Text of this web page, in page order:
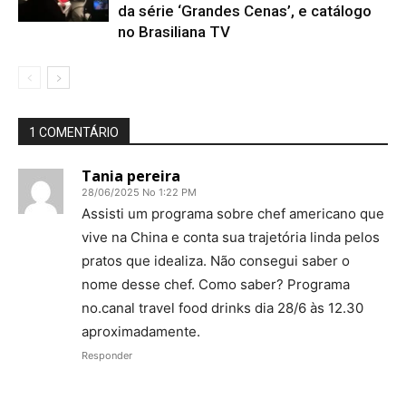
da série ‘Grandes Cenas’, e catálogo
no Brasiliana TV
1 COMENTÁRIO
Tania pereira
28/06/2025 No 1:22 PM
Assisti um programa sobre chef americano que
vive na China e conta sua trajetória linda pelos
pratos que idealiza. Não consegui saber o
nome desse chef. Como saber? Programa
no.canal travel food drinks dia 28/6 às 12.30
aproximadamente.
Responder